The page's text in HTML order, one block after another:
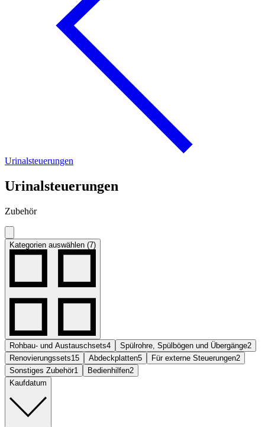
Urinalsteuerungen
Urinalsteuerungen
Zubehör
Kategorien auswählen (7)
Rohbau- und Austauschsets4 Spülrohre, Spülbögen und Übergänge2
Renovierungssets15 Abdeckplatten5 Für externe Steuerungen2
Sonstiges Zubehör1 Bedienhilfen2
Kaufdatum